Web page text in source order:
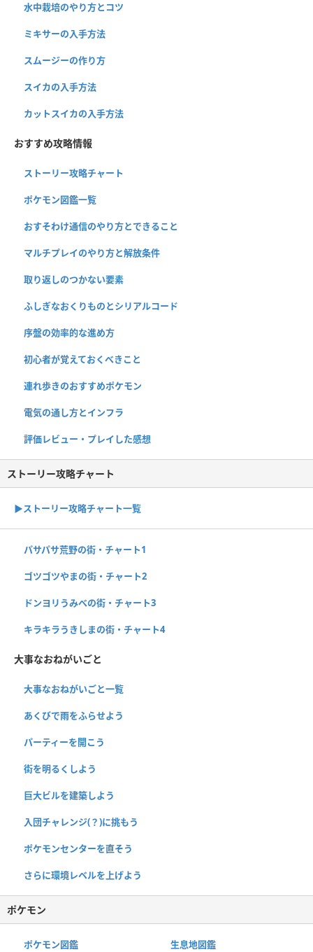
水中栽培のやり方とコツ
ミキサーの入手方法
スムージーの作り方
スイカの入手方法
カットスイカの入手方法
おすすめ攻略情報
ストーリー攻略チャート
ポケモン図鑑一覧
おすそわけ通信のやり方とできること
マルチプレイのやり方と解放条件
取り返しのつかない要素
ふしぎなおくりものとシリアルコード
序盤の効率的な進め方
初心者が覚えておくべきこと
連れ歩きのおすすめポケモン
電気の通し方とインフラ
評価レビュー・プレイした感想
ストーリー攻略チャート
▶ストーリー攻略チャート一覧
パサパサ荒野の街・チャート1
ゴツゴツやまの街・チャート2
ドンヨリうみべの街・チャート3
キラキラうきしまの街・チャート4
大事なおねがいごと
大事なおねがいごと一覧
あくびで雨をふらせよう
パーティーを開こう
街を明るくしよう
巨大ビルを建築しよう
入団チャレンジ(？)に挑もう
ポケモンセンターを直そう
さらに環境レベルを上げよう
ポケモン
ポケモン図鑑 生息地図鑑